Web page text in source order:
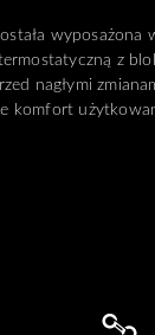
wyposażona
z
nagłymi
komfort